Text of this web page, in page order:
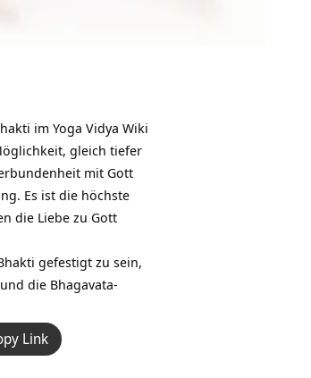
im Yoga Vidya Wiki
gleich tiefer
mit Gott
Es ist die höchste
die Liebe zu Gott
gefestigt zu sein,
die Bhagavata-
Link